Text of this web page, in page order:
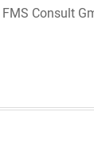
Consult